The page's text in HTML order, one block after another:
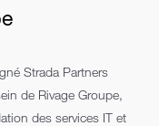
Strada Partners
de Rivage Groupe,
des services IT et